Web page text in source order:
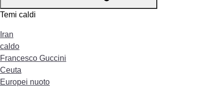
Temi caldi
Iran
caldo
Francesco Guccini
Ceuta
Europei nuoto